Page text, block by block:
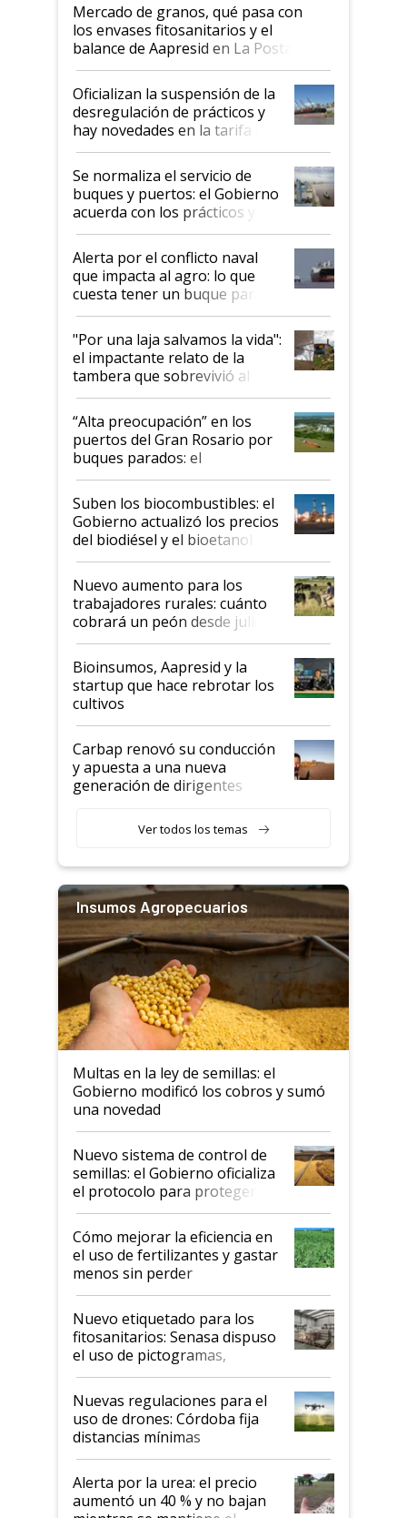
Mercado de granos, qué pasa con
los envases fitosanitarios y el
balance de Aapresid en La Posta
Oficializan la suspensión de la
desregulación de prácticos y
hay novedades en la tarifa de
la hidrovía
Se normaliza el servicio de
buques y puertos: el Gobierno
acuerda con los prácticos y
suspende el decreto de
desregulación
Alerta por el conflicto naval
que impacta al agro: lo que
cuesta tener un buque parado
y el peligro de que Argentina
pase a ser "país sucio"
"Por una laja salvamos la vida":
el impactante relato de la
tambera que sobrevivió al
tornado
“Alta preocupación” en los
puertos del Gran Rosario por
buques parados: el
funcionamiento de las
exportadoras en tensión tras
la medida de fuerza de los
prácticos
Suben los biocombustibles: el
Gobierno actualizó los precios
del biodiésel y el bioetanol
Nuevo aumento para los
trabajadores rurales: cuánto
cobrará un peón desde julio
Bioinsumos, Aapresid y la
startup que hace rebrotar los
cultivos
Carbap renovó su conducción
y apuesta a una nueva
generación de dirigentes
Ver todos los temas
Insumos Agropecuarios
Multas en la ley de semillas: el
Gobierno modificó los cobros y sumó
una novedad
Nuevo sistema de control de
semillas: el Gobierno oficializa
el protocolo para proteger la
propiedad intelectual
Cómo mejorar la eficiencia en
el uso de fertilizantes y gastar
menos sin perder
productividad en la campaña
fina
Nuevo etiquetado para los
fitosanitarios: Senasa dispuso
el uso de pictogramas,
palabras de advertencia e
indicaciones
Nuevas regulaciones para el
uso de drones: Córdoba fija
distancias mínimas
Alerta por la urea: el precio
aumentó un 40 % y no bajan